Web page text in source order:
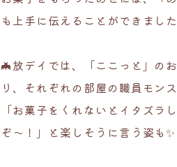
も上手に伝えることができまし
🦇放デイでは、「ここっと」の
り、それぞれの部屋の職員モン
「お菓子をくれないとイタズラ
ぞ〜！」と楽しそうに言う姿も✨